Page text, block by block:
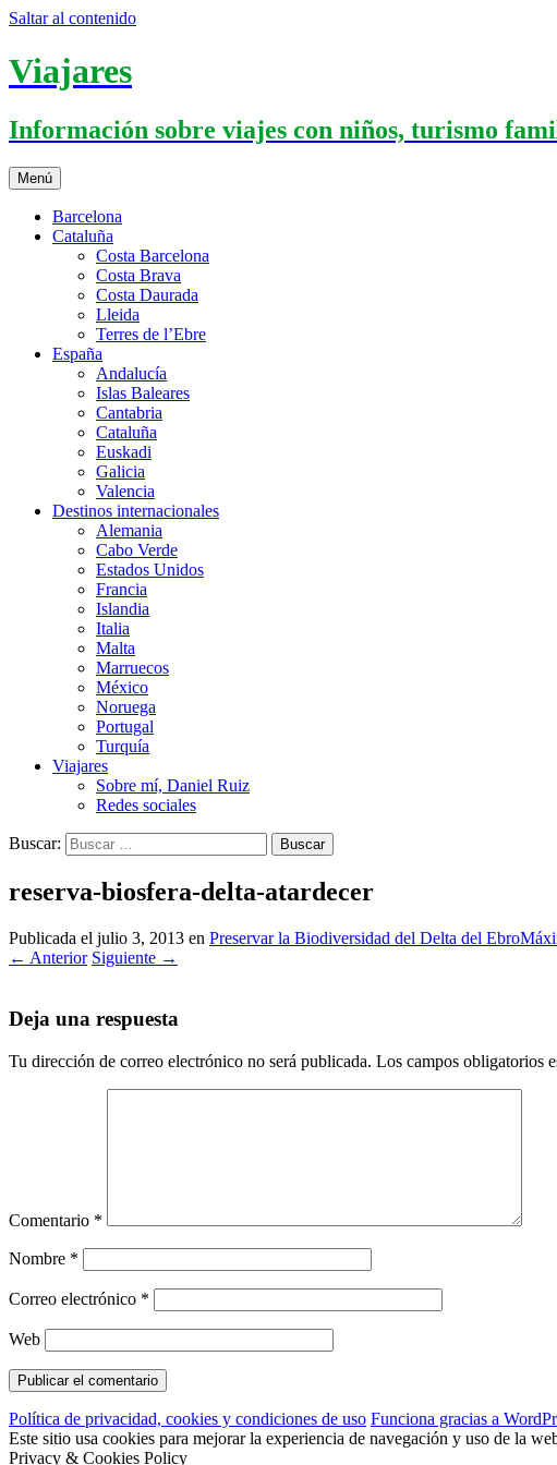
Saltar al contenido
Viajares
Información sobre viajes con niños, turismo
Menú
Barcelona
Cataluña
Costa Barcelona
Costa Brava
Costa Daurada
Lleida
Terres de l’Ebre
España
Andalucía
Islas Baleares
Cantabria
Cataluña
Euskadi
Galicia
Valencia
Destinos internacionales
Alemania
Cabo Verde
Estados Unidos
Francia
Islandia
Italia
Malta
Marruecos
México
Noruega
Portugal
Turquía
Viajares
Sobre mí, Daniel Ruiz
Redes sociales
Buscar:
reserva-biosfera-delta-atardecer
Publicada el julio 3, 2013 en Preservar la Biodiversidad del Delta del Ebro
← Anterior Siguiente →
Deja una respuesta
Tu dirección de correo electrónico no será publicada. Los campos obligatorios
Comentario *
Nombre *
Correo electrónico *
Web
Política de privacidad, cookies y condiciones de uso Funciona gracias a
Este sitio usa cookies para mejorar la experiencia de navegación y uso de la
Privacy & Cookies Policy